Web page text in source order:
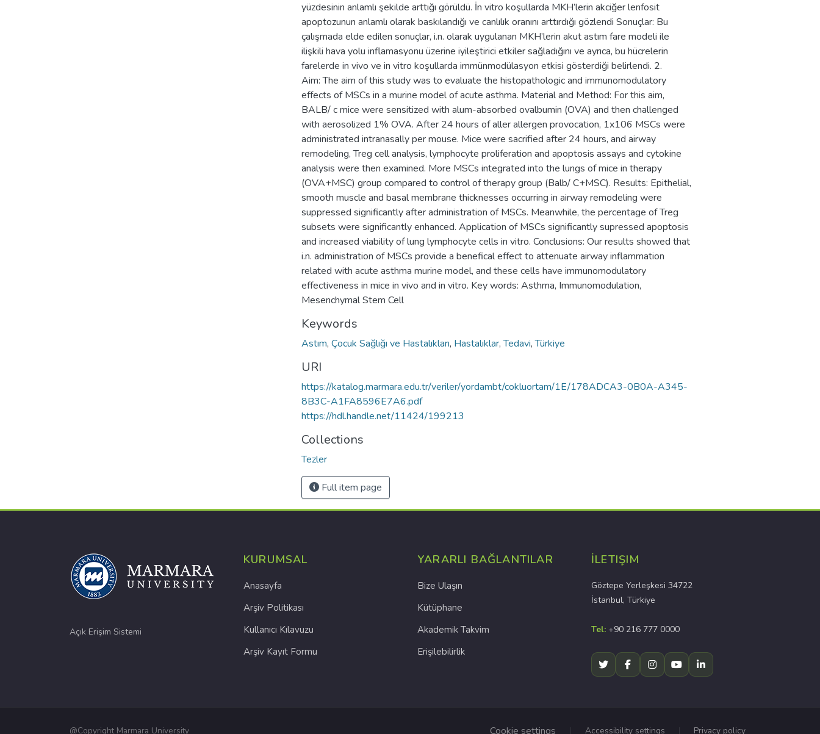
yüzdesinin anlamlı şekilde arttığı görüldü. İn vitro koşullarda MKH’lerin akciğer lenfosit
apoptozunun anlamlı olarak baskılandığı ve canlılık oranını arttırdığı gözlendi Sonuçlar: Bu
çalışmada elde edilen sonuçlar, i.n. olarak uygulanan MKH’lerin akut astım fare modeli ile
ilişkili hava yolu inflamasyonu üzerine iyileştirici etkiler sağladığını ve ayrıca, bu hücrelerin
farelerde in vivo ve in vitro koşullarda immünmodülasyon etkisi gösterdiği belirlendi. 2.
Aim: The aim of this study was to evaluate the histopathologic and immunomodulatory
effects of MSCs in a murine model of acute asthma. Material and Method: For this aim,
BALB/ c mice were sensitized with alum-absorbed ovalbumin (OVA) and then challenged
with aerosolized 1% OVA. After 24 hours of aller allergen provocation, 1x106 MSCs were
administrated intranasally per mouse. Mice were sacrified after 24 hours, and airway
remodeling, Treg cell analysis, lymphocyte proliferation and apoptosis assays and cytokine
analysis were then examined. More MSCs integrated into the lungs of mice in therapy
(OVA+MSC) group compared to control of therapy group (Balb/ C+MSC). Results: Epithelial,
smooth muscle and basal membrane thicknesses occurring in airway remodeling were
suppressed significantly after administration of MSCs. Meanwhile, the percentage of Treg
subsets were significantly enhanced. Application of MSCs significantly supressed apoptosis
and increased viability of lung lymphocyte cells in vitro. Conclusions: Our results showed that
i.n. administration of MSCs provide a benefical effect to attenuate airway inflammation
related with acute asthma murine model, and these cells have immunomodulatory
effectiveness in mice in vivo and in vitro. Key words: Asthma, Immunomodulation,
Mesenchymal Stem Cell
Keywords
Astım, Çocuk Sağlığı ve Hastalıkları, Hastalıklar,Tedavi,Türkiye
URI
https://katalog.marmara.edu.tr/veriler/yordambt/cokluortam/1E/178ADCA3-0B0A-A345-
8B3C-A1FA8596E7A6.pdf
https://hdl.handle.net/11424/199213
Collections
Tezler
Full item page
Açık Erişim Sistemi
KURUMSAL
Anasayfa
Arşiv Politikası
Kullanıcı Kılavuzu
Arşiv Kayıt Formu
YARARLI BAĞLANTILAR
Bize Ulaşın
Kütüphane
Akademik Takvim
Erişilebilirlik
İLETIŞIM
Göztepe Yerleşkesi 34722
İstanbul, Türkiye
Tel: +90 216 777 0000
@Copyright Marmara University Cookie settings Accessibility settings Privacy policy